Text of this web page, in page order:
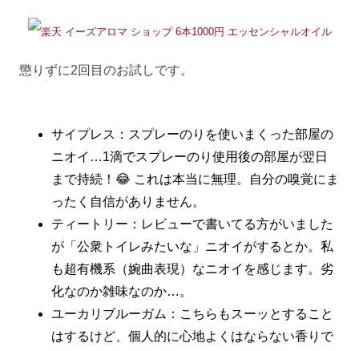
懲りずに2回目のお試しです。
サイプレス：スプレーのりを使いまくった部屋の
ニオイ…1滴でスプレーのり使用後の部屋が翌日
まで持続！😂 これは本当に無理。自分の嗅覚にま
ったく自信がありません。
ティートリー：レビューで書いてる方がいました
が
公衆トイレみたいな
ニオイがするとか。私
も超有機系（婉曲表現）なニオイを感じます。劣
化なのか雑味なのか…。
ユーカリブルーガム：こちらもスーッとすること
はするけど、個人的に心地よくはならない香りで